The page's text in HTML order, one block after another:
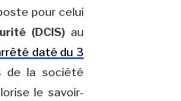
pour celui
(DCIS) au
daté du 3
de la société
le savoir-